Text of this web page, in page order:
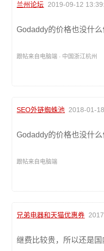
兰州论坛 2019-09-12
Godaddy的价格也没什
跟帖来自电脑端 · 中国浙江杭州
SEO外链蜘蛛池 2018-01-
Godaddy的价格也没什
跟帖来自电脑端
兄弟电器和天猫优惠券
继费比较贵，所以还是